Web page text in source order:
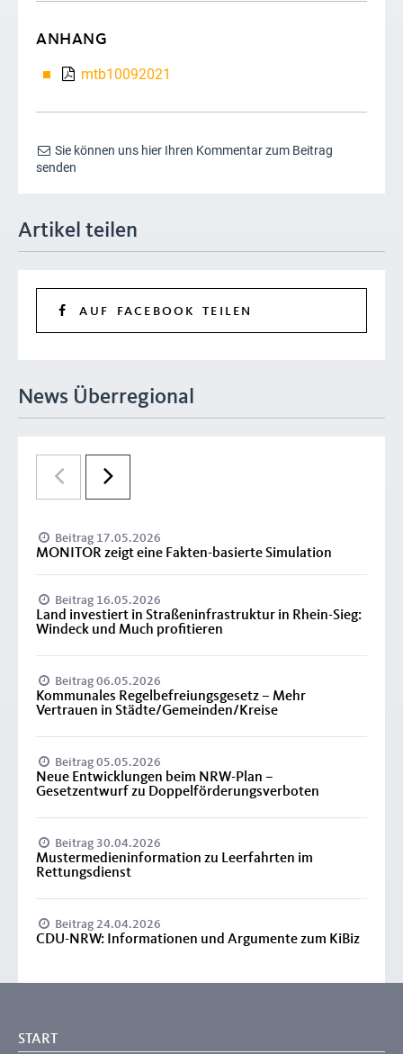
ANHANG
mtb10092021
Sie können uns hier Ihren Kommentar zum Beitrag
senden
Artikel teilen
AUF FACEBOOK TEILEN
News Überregional
Beitrag 17.05.2026
MONITOR zeigt eine Fakten-basierte Simulation
Beitrag 16.05.2026
Land investiert in Straßeninfrastruktur in Rhein-Sieg:
Windeck und Much profitieren
Beitrag 06.05.2026
Kommunales Regelbefreiungsgesetz – Mehr
Vertrauen in Städte/Gemeinden/Kreise
Beitrag 05.05.2026
Neue Entwicklungen beim NRW-Plan –
Gesetzentwurf zu Doppelförderungsverboten
Beitrag 30.04.2026
Mustermedieninformation zu Leerfahrten im
Rettungsdienst
Beitrag 24.04.2026
CDU-NRW: Informationen und Argumente zum KiBiz
START